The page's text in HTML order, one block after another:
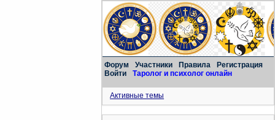
Форум Участники Правила
Регистрация
Войти
Таролог и психолог онлайн
Активные темы